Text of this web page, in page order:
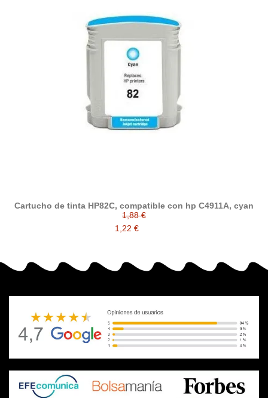
Cartucho de tinta HP82C, compatible con hp C4911A, cyan
1,88 €
1,22 €